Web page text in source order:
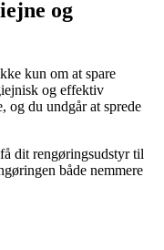
og
kun om at spare
og effektiv
og du undgår at sprede
dit rengøringsudstyr til
både nemmere